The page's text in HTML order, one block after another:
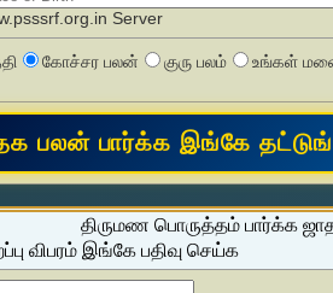
Server
கோச்சர பலன் குரு பலம் உங்கள்
திருமண பொருத்தம் பார்க்க
விபரம் இங்கே பதிவு செய்க